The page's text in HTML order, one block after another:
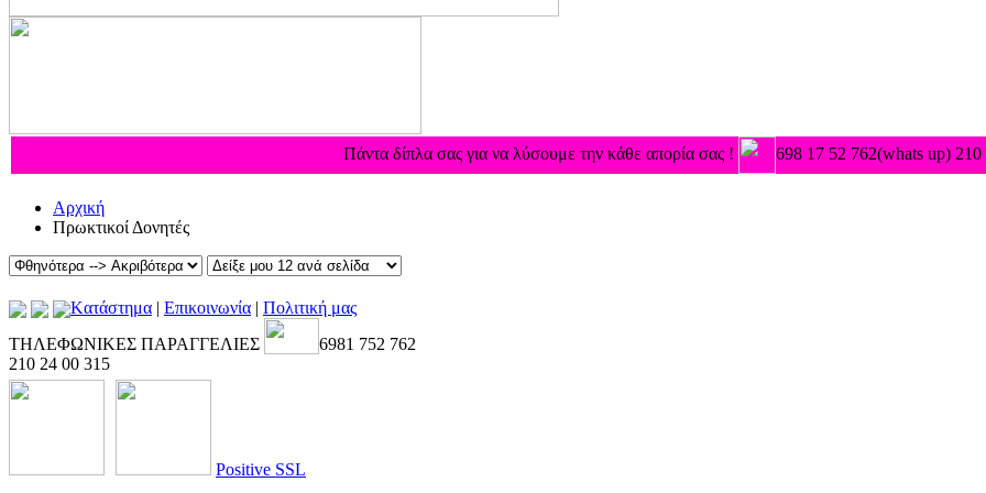
Πάντα δίπλα σας για να λύσουμε την κάθε απορία σας ! 698 17 52 762(whats up) 210
Αρχική
Πρωκτικοί Δονητές
Kατάστημα | Επικοινωνία | Πολιτική μας
ΤΗΛΕΦΩΝΙΚΕΣ ΠΑΡΑΓΓΕΛΙΕΣ
6981 752 762
210 24 00 315
Positive SSL